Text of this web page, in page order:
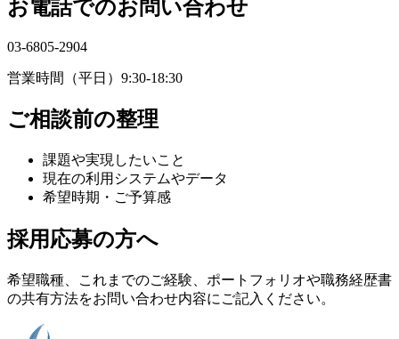
お電話でのお問い合わせ
03-6805-2904
営業時間（平日）9:30-18:30
ご相談前の整理
課題や実現したいこと
現在の利用システムやデータ
希望時期・ご予算感
採用応募の方へ
希望職種、これまでのご経験、ポートフォリオや職務経歴書
の共有方法をお問い合わせ内容にご記入ください。